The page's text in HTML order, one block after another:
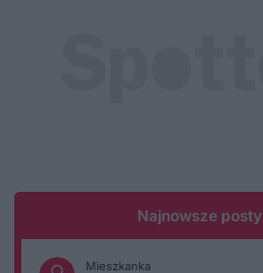
Najnowsze posty
Mieszkanka